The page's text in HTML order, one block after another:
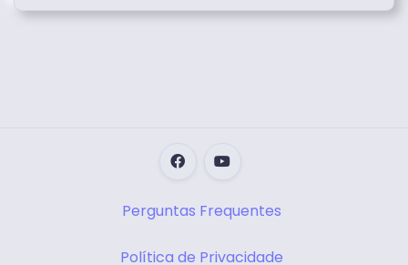
Perguntas Frequentes
Política de Privacidade